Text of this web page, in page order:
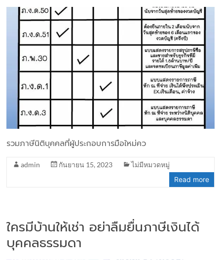
รวมภาษีนิติบุคคลที่ผู้ประกอบการมือใหม่คว
admin กันยายน 15, 2023
ไม่มีหมวดหมู่
Read more
ใครมีบ้านให้เช่า อย่าลืมยื่นภาษีเงินได้
บุคคลธรรมดา